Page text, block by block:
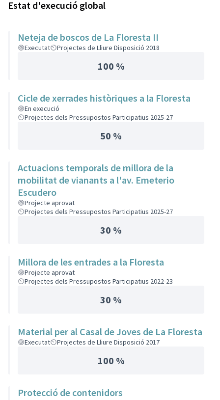
Estat d'execució global
Neteja de boscos de La Floresta II
Executat Projectes de Lliure Disposició 2018
100 %
Cicle de xerrades històriques a la Floresta
En execució
Projectes dels Pressupostos Participatius 2025-27
50 %
Actuacions temporals de millora de la
mobilitat de vianants a l'av. Emeterio
Escudero
Projecte aprovat
Projectes dels Pressupostos Participatius 2025-27
30 %
Millora de les entrades a la Floresta
Projecte aprovat
Projectes dels Pressupostos Participatius 2022-23
30 %
Material per al Casal de Joves de La Floresta
Executat Projectes de Lliure Disposició 2017
100 %
Protecció de contenidors